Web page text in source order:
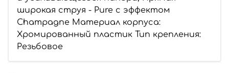
широкая струя - Pure с эффектом
Champagne Материал корпуса:
Хромированный пластик Тип крепления:
Резьбовое